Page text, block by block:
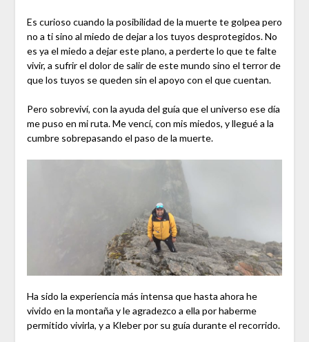
Es curioso cuando la posibilidad de la muerte te golpea pero
no a ti sino al miedo de dejar a los tuyos desprotegidos. No
es ya el miedo a dejar este plano, a perderte lo que te falte
vivir, a sufrir el dolor de salir de este mundo sino el terror de
que los tuyos se queden sin el apoyo con el que cuentan.
Pero sobreviví, con la ayuda del guía que el universo ese día
me puso en mi ruta. Me vencí, con mis miedos, y llegué a la
cumbre sobrepasando el paso de la muerte.
Ha sido la experiencia más intensa que hasta ahora he
vivido en la montaña y le agradezco a ella por haberme
permitido vivirla, y a Kleber por su guía durante el recorrido.